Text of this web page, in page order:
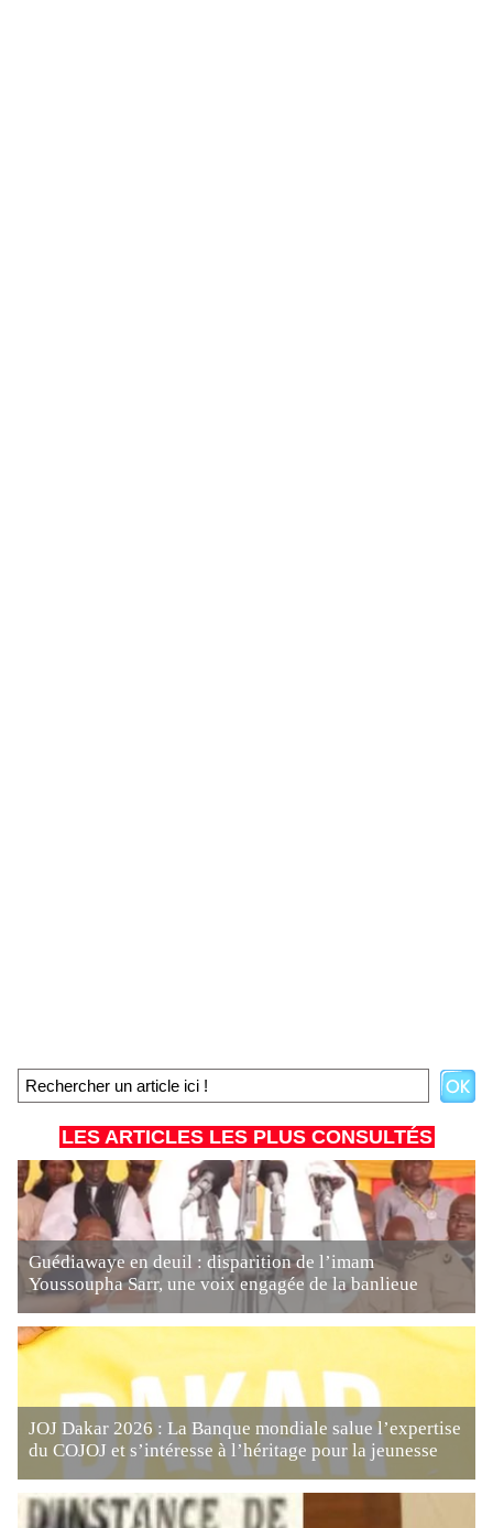
LES ARTICLES LES PLUS CONSULTÉS
Guédiawaye en deuil : disparition de l’imam
Youssoupha Sarr, une voix engagée de la banlieue
JOJ Dakar 2026 : La Banque mondiale salue l’expertise
du COJOJ et s’intéresse à l’héritage pour la jeunesse